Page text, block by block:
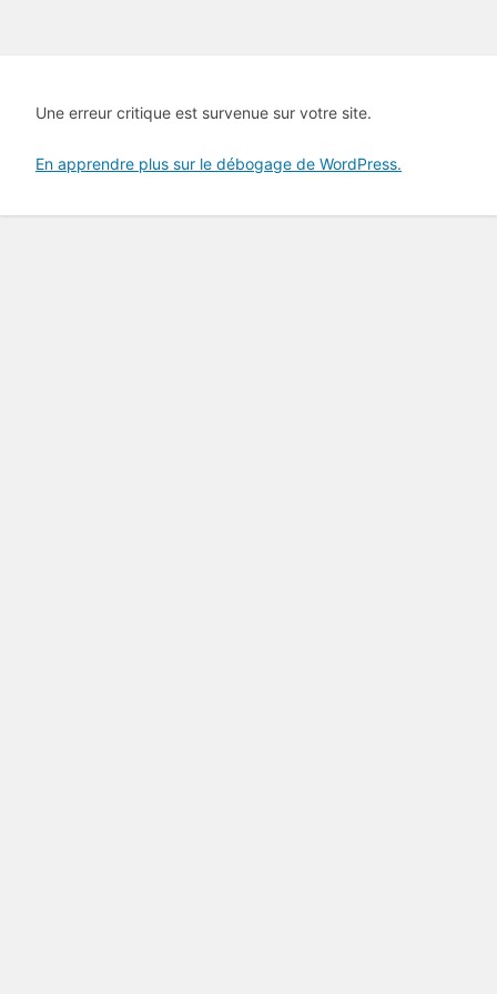
Une erreur critique est survenue sur votre site.
En apprendre plus sur le débogage de WordPress.